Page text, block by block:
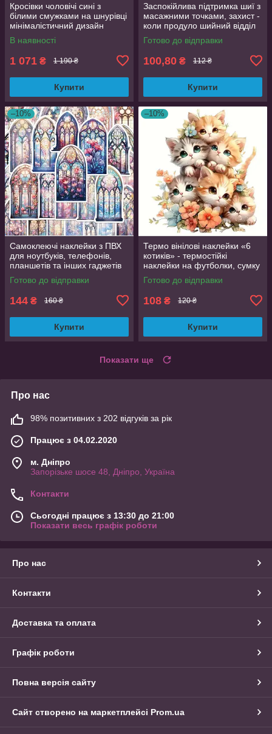
Кросівки чоловічі сині з
білими смужками на шнурівці
мінімалістичний дизайн
розмір 44 (EU 43.5, стелька
27.5 см)
В наявності
1 071 ₴ 1 190 ₴
Купити
Заспокійлива підтримка шиї з
масажними точками, захист -
коли продуло шийний відділ
хребта
Готово до відправки
100,80 ₴ 112 ₴
Купити
–10%
Самоклеючі наклейки з ПВХ
для ноутбуків, телефонів,
планшетів та інших гаджетів
50 шт. яскраві дизайни
Готово до відправки
144 ₴ 160 ₴
Купити
–10%
Термо вінілові наклейки «6
котиків» - термостійкі
наклейки на футболки, сумку
Готово до відправки
108 ₴ 120 ₴
Купити
Показати ще
Про нас
98% позитивних з 202 відгуків за рік
Працює з 04.02.2020
м. Дніпро
Запорізьке шосе 48, Дніпро, Україна
Контакти
Сьогодні працює з 13:30 до 21:00
Показати весь графік роботи
Про нас
Контакти
Доставка та оплата
Графік роботи
Повна версія сайту
Сайт створено на маркетплейсі Prom.ua